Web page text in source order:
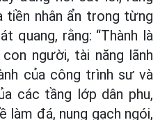
tiền nhân ẩn trong từng
quang, rằng: “Thành là
người, tài năng lãnh
của công trình sư và
các tầng lớp dân phu,
làm đá, nung gạch ngói,